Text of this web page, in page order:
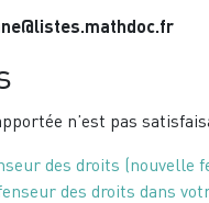
n’est pas
des droits (nouvelle
des droits dans